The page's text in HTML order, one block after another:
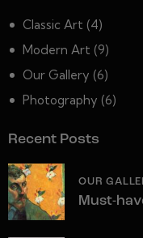
Classic Art (4)
Modern Art (9)
Our Gallery (6)
Photography (6)
Recent Posts
OUR
Must-